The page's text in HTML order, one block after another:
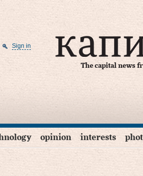
The capital news
Sign in
opinion interests